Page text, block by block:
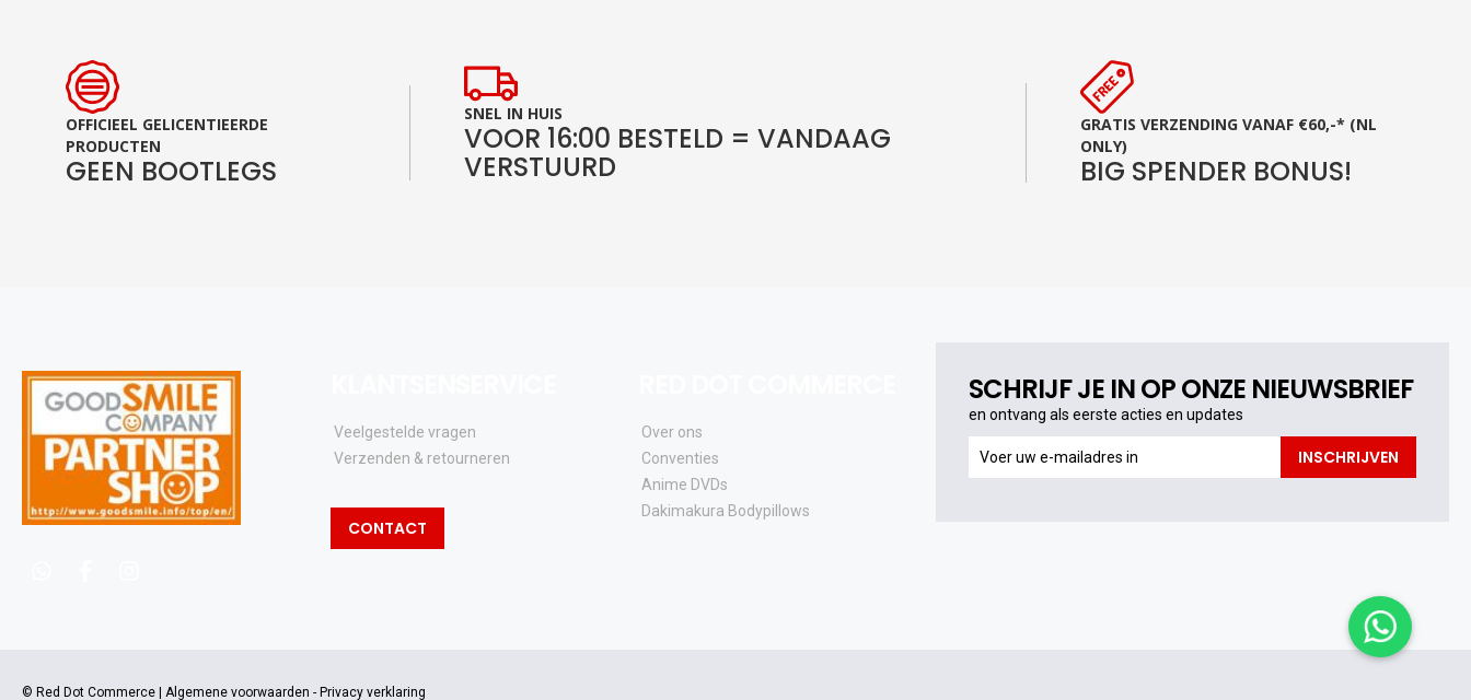
OFFICIEEL GELICENTIEERDE
PRODUCTEN
GEEN BOOTLEGS
SNEL IN HUIS
VOOR 16:00 BESTELD = VANDAAG
VERSTUURD
GRATIS VERZENDING VANAF €60,-* (NL
ONLY)
BIG SPENDER BONUS!
SCHRIJF JE IN OP ONZE NIEUWSBRIEF
en ontvang als eerste acties en updates
ontvang
INSCHRIJVEN
Veelgestelde vragen
Verzenden & retourneren
CONTACT
Over ons
Conventies
Anime DVDs
Dakimakura Bodypillows
© Red Dot Commerce | Algemene voorwaarden - Privacy verklaring